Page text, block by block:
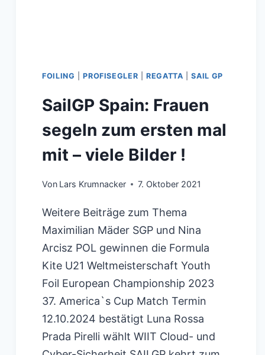
FOILING |PROFISEGLER |REGATTA |SAIL GP
SailGP Spain: Frauen
segeln zum ersten mal
mit – viele Bilder !
Von Lars Krumnacker 7. Oktober 2021
Weitere Beiträge zum Thema
Maximilian Mäder SGP und Nina
Arcisz POL gewinnen die Formula
Kite U21 Weltmeisterschaft Youth
Foil European Championship 2023
37. America`s Cup Match Termin
12.10.2024 bestätigt Luna Rossa
Prada Pirelli wählt WIIT Cloud- und